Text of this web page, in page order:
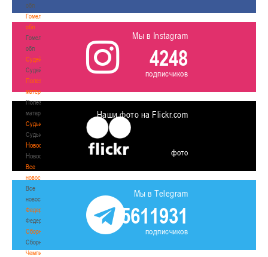
обл
Гомельская
обл
Гомельская
обл
Судейство
Судейство
Полезные
материалы
Полезные
материалы
Судьи
Судьи
Новости
Новости
Все
новости
Все
новости
Федерация
Федерация
Сборные
Сборные
Чемпионат
Мы в Instagram
4248
подписчиков
Наши фото на Flickr.com
фото
Мы в Telegram
5611931
подписчиков